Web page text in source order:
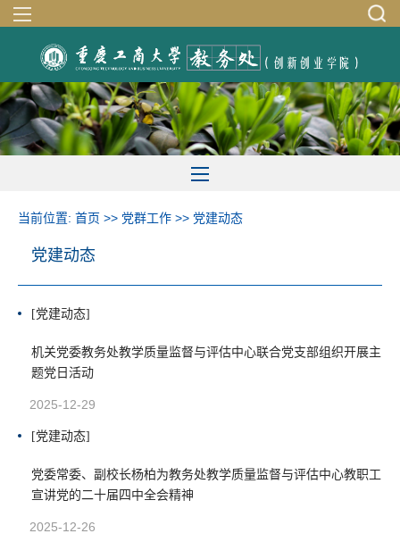
当前位置: 首页 >> 党群工作 >> 党建动态
党建动态
[党建动态]
机关党委教务处教学质量监督与评估中心联合党支部组织开展主
题党日活动
2025-12-29
[党建动态]
党委常委、副校长杨柏为教务处教学质量监督与评估中心教职工
宣讲党的二十届四中全会精神
2025-12-26